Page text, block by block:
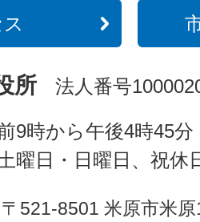
所 法人番号
9時から午後4時45分
土曜日・日曜日、祝
〒521-8501 米原市米